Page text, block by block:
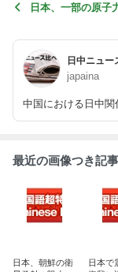
日本、一部の原子
日中ニュー
japaina
中国における日中関
最近の画像つき記事
日本、朝鮮の衛
日本で